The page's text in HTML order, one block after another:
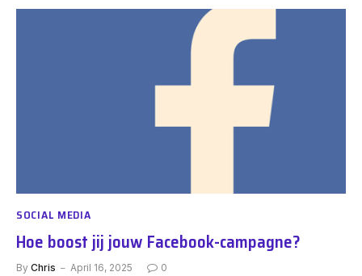
SOCIAL MEDIA
Hoe boost jij jouw Facebook-campagne?
By Chris April 16, 2025 0